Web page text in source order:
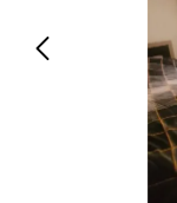
Servicii
Animale de
Afaceri și
Inchiriere
Utilaje
Piese auto si